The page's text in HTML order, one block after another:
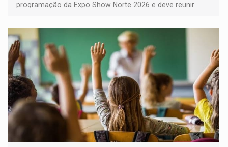
programação da Expo Show Norte 2026 e deve reunir